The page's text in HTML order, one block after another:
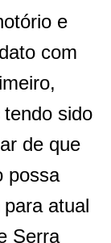
e
com
sido
de que
possa
atual
Serra